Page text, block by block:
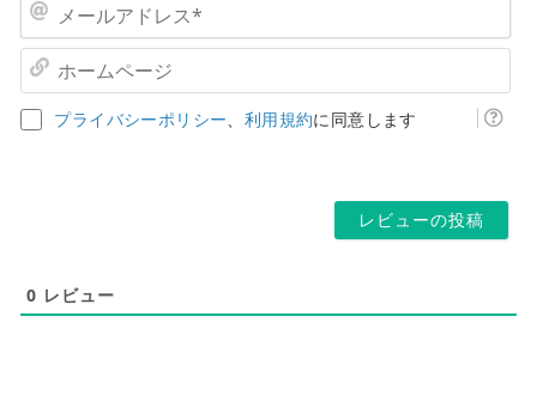
ア
ー
プライバシーポリシー、 利用規約に同意します
0 レビュー